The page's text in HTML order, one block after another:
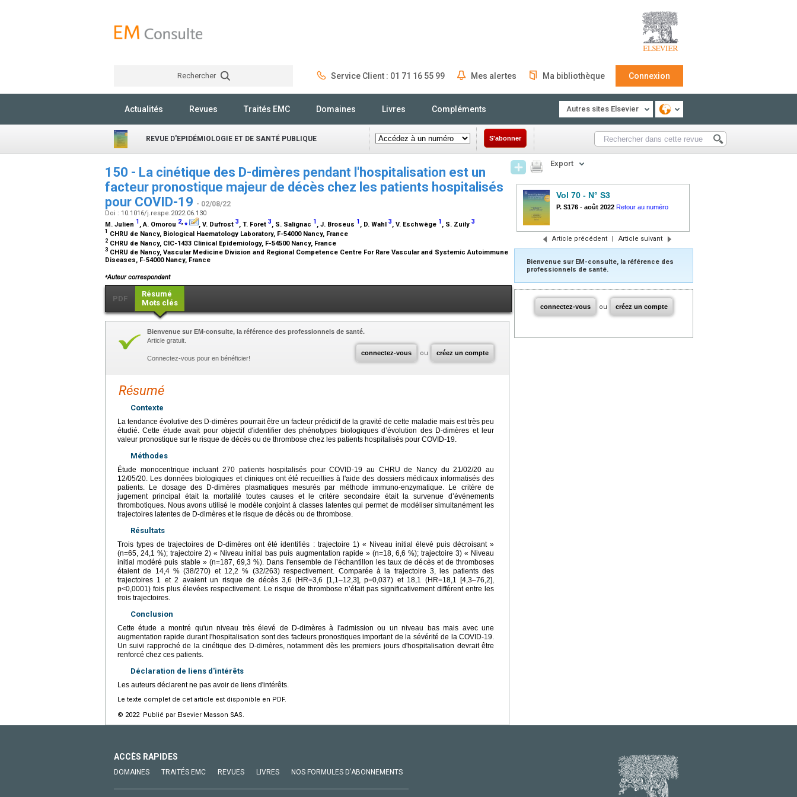
Rechercher Service Client : 01 71 16 55 99 Mes alertes Ma bibliothèque Connexion
Actualités Revues Traités EMC Domaines Livres Compléments Autres sites Elsevier
REVUE D'EPIDÉMIOLOGIE ET DE SANTÉ PUBLIQUE S'abonner
150 - La cinétique des D-dimères pendant l'hospitalisation est un
facteur pronostique majeur de décès chez les patients hospitalisés
pour COVID-19 - 02/08/22
Doi : 10.1016/j.respe.2022.06.130
M. Julien 1 , A. Omorou 2,⁎ , V. Dufrost 3, T. Foret 3, S. Salignac 1 , J. Broseus 1 , D. Wahl 3, V. Eschwège 1 , S. Zuily 3
1 CHRU de Nancy, Biological Haematology Laboratory, F-54000 Nancy, France
2 CHRU de Nancy, CIC-1433 Clinical Epidemiology, F-54500 Nancy, France
3 CHRU de Nancy, Vascular Medicine Division and Regional Competence Centre For Rare Vascular and Systemic Autoimmune
Diseases, F-54000 Nancy, France
⁎Auteur correspondant
PDF
Résumé
Mots clés
connectez-vous ou créez un compte
Bienvenue sur EM-consulte, la référence des professionnels de santé.
Article gratuit.
Connectez-vous pour en bénéficier!
Résumé
Contexte
La tendance évolutive des D-dimères pourrait être un facteur prédictif de la gravité de cette maladie mais est très peu
étudié. Cette étude avait pour objectif d'identifier des phénotypes biologiques d’évolution des D-dimères et leur
valeur pronostique sur le risque de décès ou de thrombose chez les patients hospitalisés pour COVID-19.
Méthodes
Étude monocentrique incluant 270 patients hospitalisés pour COVID-19 au CHRU de Nancy du 21/02/20 au
12/05/20. Les données biologiques et cliniques ont été́ recueillies à l'aide des dossiers médicaux informatisés des
patients. Le dosage des D-dimères plasmatiques mesurés par méthode immuno-enzymatique. Le critère de
jugement principal était la mortalité toutes causes et le critère secondaire était la survenue d’événements
thrombotiques. Nous avons utilisé le modèle conjoint à classes latentes qui permet de modéliser simultanément les
trajectoires latentes de D-dimères et le risque de décès ou de thrombose.
Résultats
Trois types de trajectoires de D-dimères ont été identifiés : trajectoire 1) « Niveau initial élevé puis décroisant »
(n=65, 24,1 %); trajectoire 2) « Niveau initial bas puis augmentation rapide » (n=18, 6,6 %); trajectoire 3) « Niveau
initial modéré puis stable » (n=187, 69,3 %). Dans l'ensemble de l’échantillon les taux de décès et de thromboses
étaient de 14,4 % (38/270) et 12,2 % (32/263) respectivement. Comparée à la trajectoire 3, les patients des
trajectoires 1 et 2 avaient un risque de décès 3,6 (HR=3,6 [1,1–12,3], p=0,037) et 18,1 (HR=18,1 [4,3–76,2],
p<0,0001) fois plus élevées respectivement. Le risque de thrombose n’était pas significativement différent entre les
trois trajectoires.
Conclusion
Cette étude a montré qu'un niveau très élevé de D-dimères à l'admission ou un niveau bas mais avec une
augmentation rapide durant l'hospitalisation sont des facteurs pronostiques important de la sévérité de la COVID-19.
Un suivi rapproché de la cinétique des D-dimères, notamment dès les premiers jours d'hospitalisation devrait être
renforcé chez ces patients.
Déclaration de liens d'intérêts
Les auteurs déclarent ne pas avoir de liens d'intérêts.
Le texte complet de cet article est disponible en PDF.
© 2022 Publié par Elsevier Masson SAS.
Export
Vol 70 - N° S3
P. S176 - août 2022 Retour au numéro
Article précédent | Article suivant
Bienvenue sur EM-consulte, la référence des
professionnels de santé.
connectez-vous ou créez un compte
ACCÈS RAPIDES
DOMAINES TRAITÉS EMC REVUES LIVRES NOS FORMULES D'ABONNEMENTS